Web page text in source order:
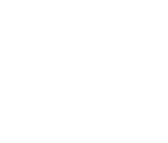
「90%は
終戦から